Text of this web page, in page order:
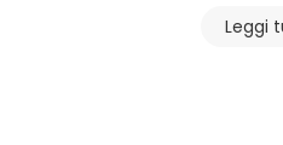
Leggi